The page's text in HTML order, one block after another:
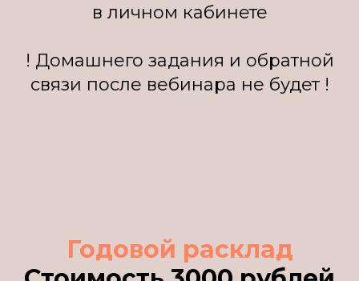
в личном кабинете
! Домашнего задания и обратной
связи после вебинара не будет !
Годовой расклад